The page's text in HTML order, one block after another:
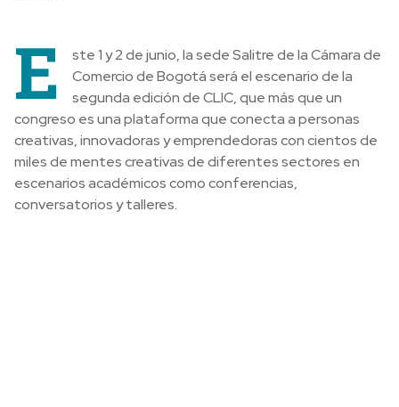
E
ste 1 y 2 de junio, la sede Salitre de la Cámara de
Comercio de Bogotá será el escenario de la
segunda edición de CLIC, que más que un
congreso es una plataforma que conecta a personas
creativas, innovadoras y emprendedoras con cientos de
miles de mentes creativas de diferentes sectores en
escenarios académicos como conferencias,
conversatorios y talleres.